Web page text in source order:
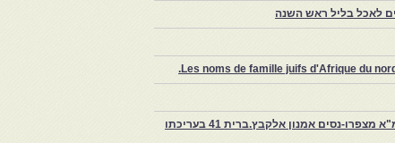
לאכל בליל ראש השנה
Les noms de famille juifs d'Afrique du
צפרו – קהילה יהודית קטנה במרוקו, ויצירת חכמיה חובקת עולם.הרמ"א מצפרו-נסים אמנון אלקבץ.ברית 41 בעריכתו